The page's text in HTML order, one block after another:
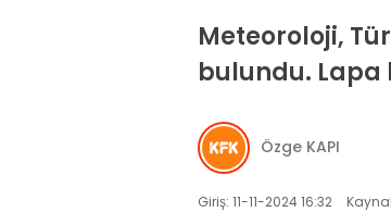
Meteoroloji,
bulundu. Lapa
Özge KAPI
Giriş: 11-11-2024 16:32